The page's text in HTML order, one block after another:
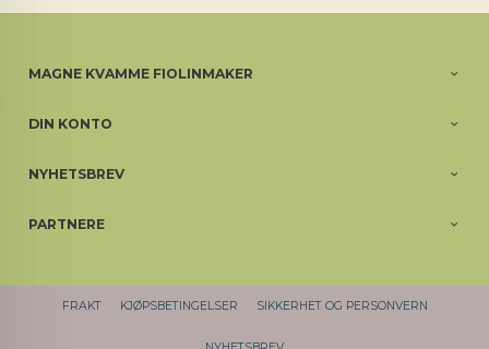
MAGNE KVAMME FIOLINMAKER
DIN KONTO
NYHETSBREV
PARTNERE
FRAKT KJØPSBETINGELSER SIKKERHET OG PERSONVERN